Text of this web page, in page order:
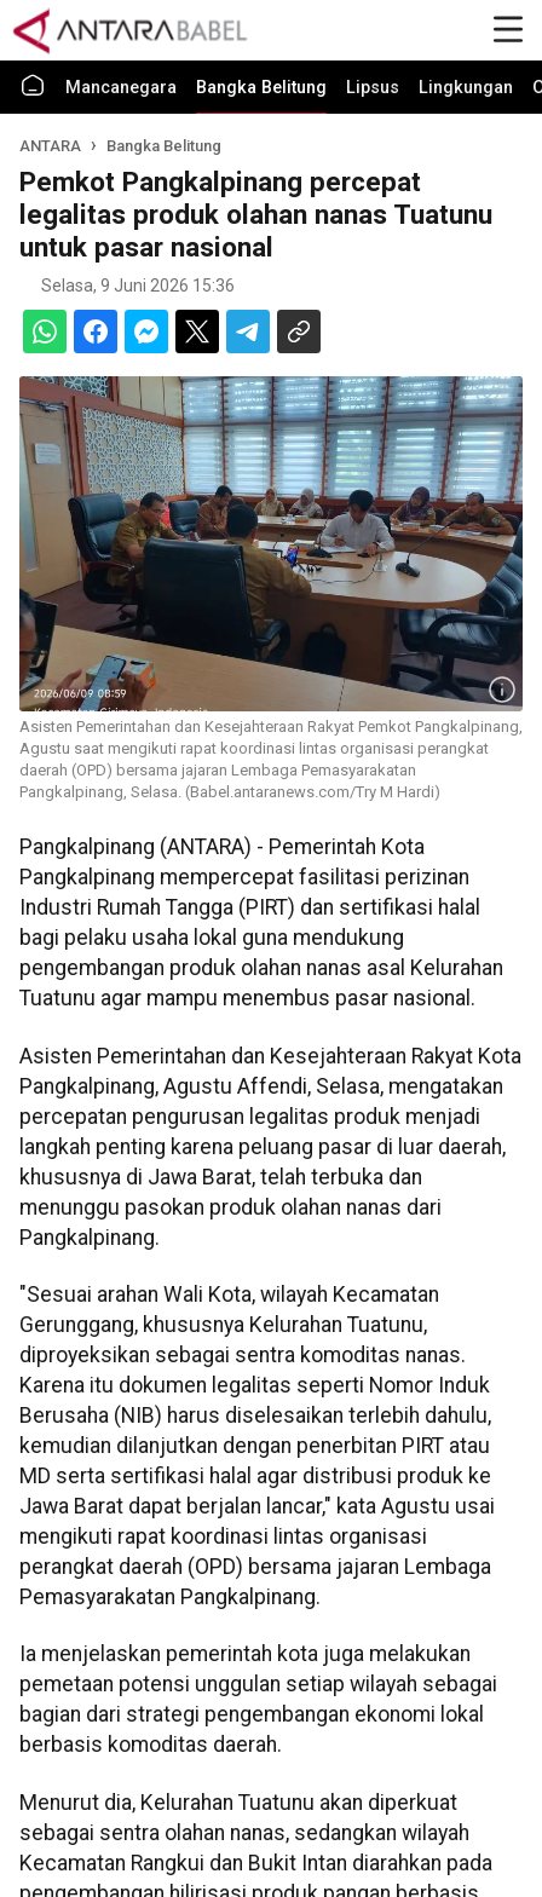
Mancanegara Bangka Belitung Lipsus Lingkungan
ANTARA Bangka Belitung
Pemkot Pangkalpinang percepat
legalitas produk olahan nanas Tuatunu
untuk pasar nasional
Selasa, 9 Juni 2026 15:36
Asisten Pemerintahan dan Kesejahteraan Rakyat Pemkot Pangkalpinang,
Agustu saat mengikuti rapat koordinasi lintas organisasi perangkat
daerah (OPD) bersama jajaran Lembaga Pemasyarakatan
Pangkalpinang, Selasa. (Babel.antaranews.com/Try M Hardi)
Pangkalpinang (ANTARA) - Pemerintah Kota
Pangkalpinang mempercepat fasilitasi perizinan
Industri Rumah Tangga (PIRT) dan sertifikasi halal
bagi pelaku usaha lokal guna mendukung
pengembangan produk olahan nanas asal Kelurahan
Tuatunu agar mampu menembus pasar nasional.
Asisten Pemerintahan dan Kesejahteraan Rakyat Kota
Pangkalpinang, Agustu Affendi, Selasa, mengatakan
percepatan pengurusan legalitas produk menjadi
langkah penting karena peluang pasar di luar daerah,
khususnya di Jawa Barat, telah terbuka dan
menunggu pasokan produk olahan nanas dari
Pangkalpinang.
"Sesuai arahan Wali Kota, wilayah Kecamatan
Gerunggang, khususnya Kelurahan Tuatunu,
diproyeksikan sebagai sentra komoditas nanas.
Karena itu dokumen legalitas seperti Nomor Induk
Berusaha (NIB) harus diselesaikan terlebih dahulu,
kemudian dilanjutkan dengan penerbitan PIRT atau
MD serta sertifikasi halal agar distribusi produk ke
Jawa Barat dapat berjalan lancar," kata Agustu usai
mengikuti rapat koordinasi lintas organisasi
perangkat daerah (OPD) bersama jajaran Lembaga
Pemasyarakatan Pangkalpinang.
Ia menjelaskan pemerintah kota juga melakukan
pemetaan potensi unggulan setiap wilayah sebagai
bagian dari strategi pengembangan ekonomi lokal
berbasis komoditas daerah.
Menurut dia, Kelurahan Tuatunu akan diperkuat
sebagai sentra olahan nanas, sedangkan wilayah
Kecamatan Rangkui dan Bukit Intan diarahkan pada